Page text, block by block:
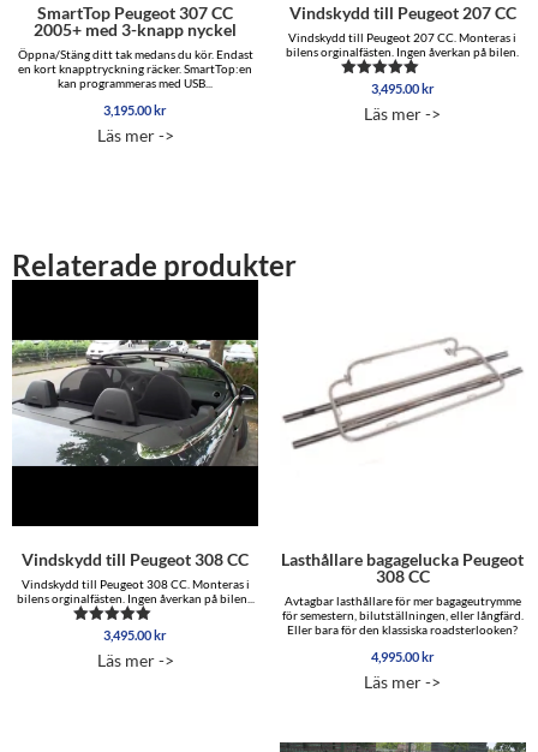
SmartTop Peugeot 307 CC
2005+ med 3-knapp nyckel
Öppna/Stäng ditt tak medans du kör. Endast
en kort knapptryckning räcker. SmartTop:en
kan programmeras med USB...
3,195.00kr
Läs mer ->
Vindskydd till Peugeot 207 CC
Vindskydd till Peugeot 207 CC. Monteras i
bilens orginalfästen. Ingen åverkan på bilen.
Betygsatt
av 5
3,495.00kr
Läs mer ->
Relaterade produkter
Vindskydd till Peugeot 308 CC
Vindskydd till Peugeot 308 CC. Monteras i
bilens orginalfästen. Ingen åverkan på bilen...
Betygsatt
av 5
3,495.00 kr
Läs mer ->
Lasthållare bagagelucka Peugeot
308 CC
Avtagbar lasthållare för mer bagageutrymme
för semestern, bilutställningen, eller långfärd.
Eller bara för den klassiska roadsterlooken?
4,995.00 kr
Läs mer ->